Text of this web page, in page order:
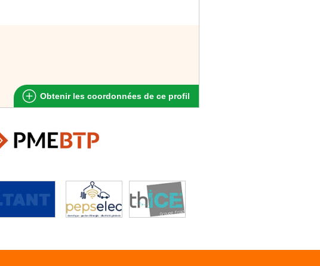
Obtenir les coordonnées de ce profil